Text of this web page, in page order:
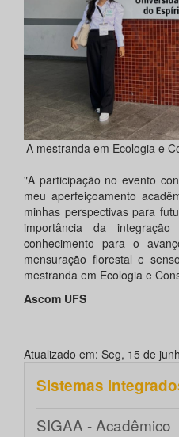
A mestranda em Ecologia e
"A participação no evento
meu aperfeiçoamento
minhas perspectivas para
importância da
conhecimento para o
mensuração florestal e
mestranda em Ecologia e
Ascom UFS
Atualizado em: Seg, 15 de
Sistemas
SIGAA - Acadêmico